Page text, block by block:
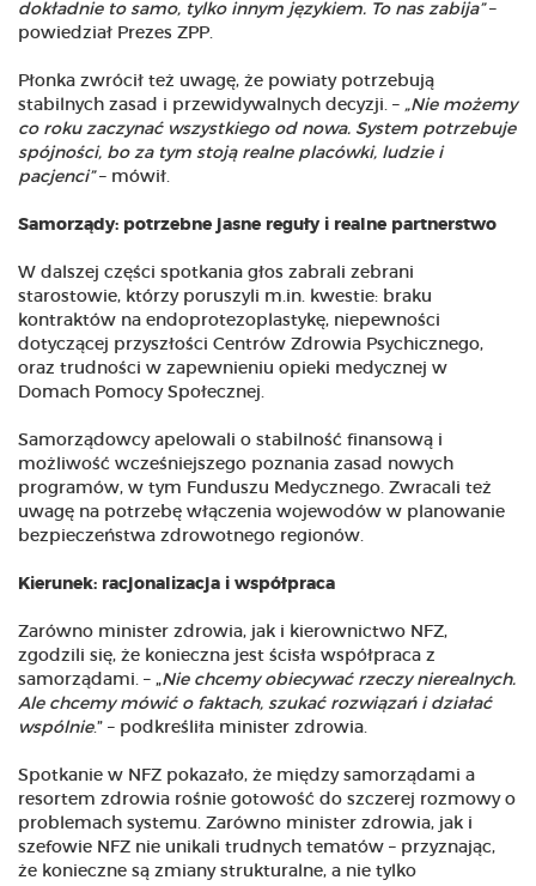
dokładnie to samo, tylko innym językiem. To nas zabija”–
powiedział Prezes ZPP.
Płonka zwrócił też uwagę, że powiaty potrzebują
stabilnych zasad i przewidywalnych decyzji. – „Nie możemy
co roku zaczynać wszystkiego od nowa. System potrzebuje
spójności, bo za tym stoją realne placówki, ludzie i
pacjenci”– mówił.
Samorządy: potrzebne jasne reguły i realne partnerstwo
W dalszej części spotkania głos zabrali zebrani
starostowie, którzy poruszyli m.in. kwestie: braku
kontraktów na endoprotezoplastykę, niepewności
dotyczącej przyszłości Centrów Zdrowia Psychicznego,
oraz trudności w zapewnieniu opieki medycznej w
Domach Pomocy Społecznej.
Samorządowcy apelowali o stabilność finansową i
możliwość wcześniejszego poznania zasad nowych
programów, w tym Funduszu Medycznego. Zwracali też
uwagę na potrzebę włączenia wojewodów w planowanie
bezpieczeństwa zdrowotnego regionów.
Kierunek: racjonalizacja i współpraca
Zarówno minister zdrowia, jak i kierownictwo NFZ,
zgodzili się, że konieczna jest ścisła współpraca z
samorządami. – „Nie chcemy obiecywać rzeczy nierealnych.
Ale chcemy mówić o faktach, szukać rozwiązań i działać
wspólnie.” – podkreśliła minister zdrowia.
Spotkanie w NFZ pokazało, że między samorządami a
resortem zdrowia rośnie gotowość do szczerej rozmowy o
problemach systemu. Zarówno minister zdrowia, jak i
szefowie NFZ nie unikali trudnych tematów – przyznając,
że konieczne są zmiany strukturalne, a nie tylko